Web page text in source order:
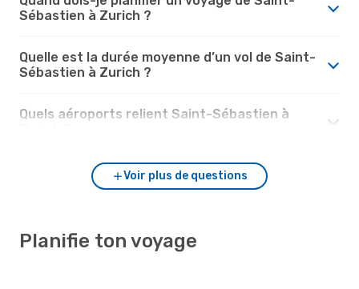
Sébastien à Zurich ?
Quelle est la durée moyenne d’un vol de Saint-
Sébastien à Zurich ?
Quels aéroports relient Saint-Sébastien à
Voir plus de questions
Planifie ton voyage